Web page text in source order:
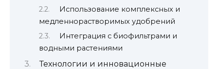
Использование комплексных и
медленнорастворимых удобрений
Интеграция с биофильтрами и
водными растениями
Технологии и инновационные